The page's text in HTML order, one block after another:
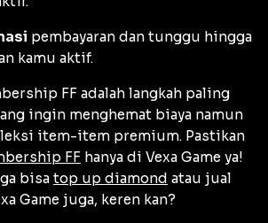
pembayaran dan tunggu hingga
kamu aktif.
FF adalah langkah paling
ingin menghemat biaya namun
item-item premium. Pastikan
FF hanya di Vexa Game ya!
bisa top up diamond atau jual
Game juga, keren kan?